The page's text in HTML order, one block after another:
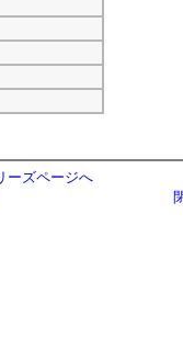
ーズページへ